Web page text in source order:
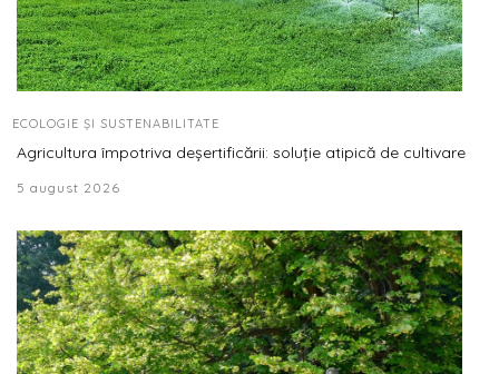
ECOLOGIE ȘI SUSTENABILITATE
Agricultura împotriva deșertificării: soluție atipică de cultivare
5 august 2026